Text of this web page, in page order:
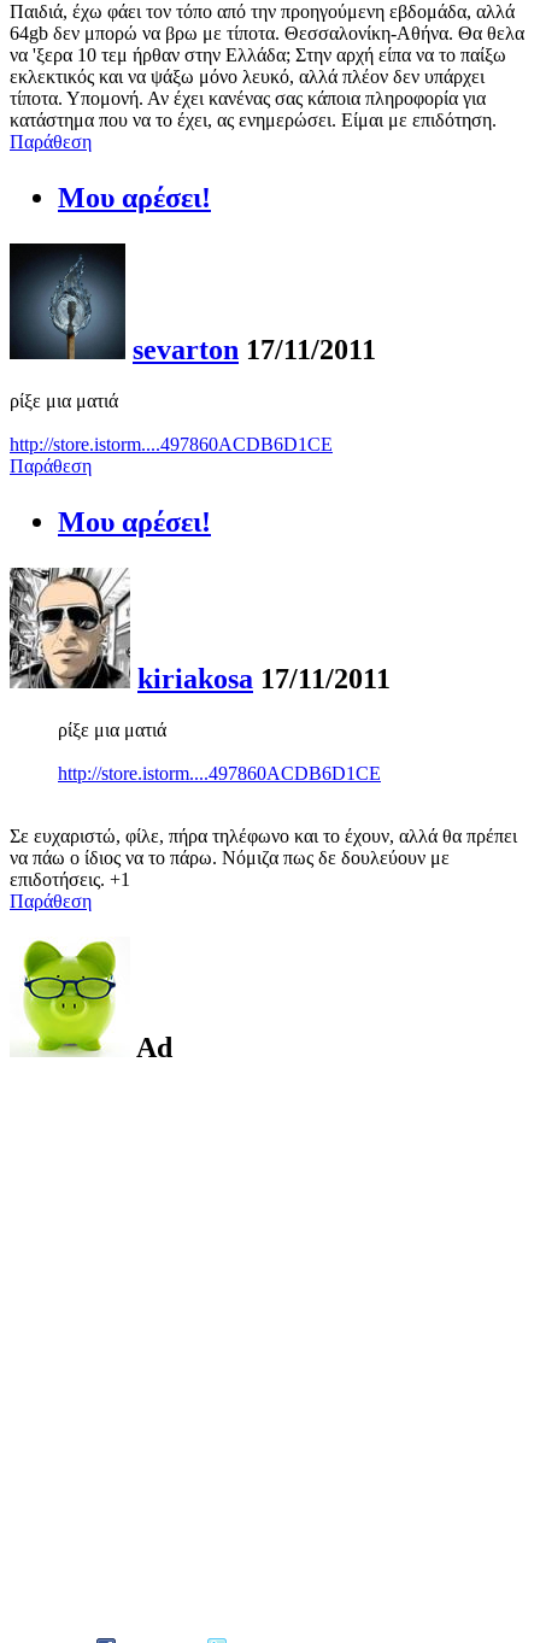
Παιδιά, έχω φάει τον τόπο από την προηγούμενη εβδομάδα, αλλά
64gb δεν μπορώ να βρω με τίποτα. Θεσσαλονίκη-Αθήνα. Θα θελα
να 'ξερα 10 τεμ ήρθαν στην Ελλάδα; Στην αρχή είπα να το παίξω
εκλεκτικός και να ψάξω μόνο λευκό, αλλά πλέον δεν υπάρχει
τίποτα. Υπομονή. Αν έχει κανένας σας κάποια πληροφορία για
κατάστημα που να το έχει, ας ενημερώσει. Είμαι με επιδότηση.
Παράθεση
Μου αρέσει!
sevarton 17/11/2011
ρίξε μια ματιά
http://store.istorm....497860ACDB6D1CE
Παράθεση
Μου αρέσει!
kiriakosa 17/11/2011
ρίξε μια ματιά
http://store.istorm....497860ACDB6D1CE
Σε ευχαριστώ, φίλε, πήρα τηλέφωνο και το έχουν, αλλά θα πρέπει
να πάω ο ίδιος να το πάρω. Νόμιζα πως δε δουλεύουν με
επιδοτήσεις. +1
Παράθεση
Ad